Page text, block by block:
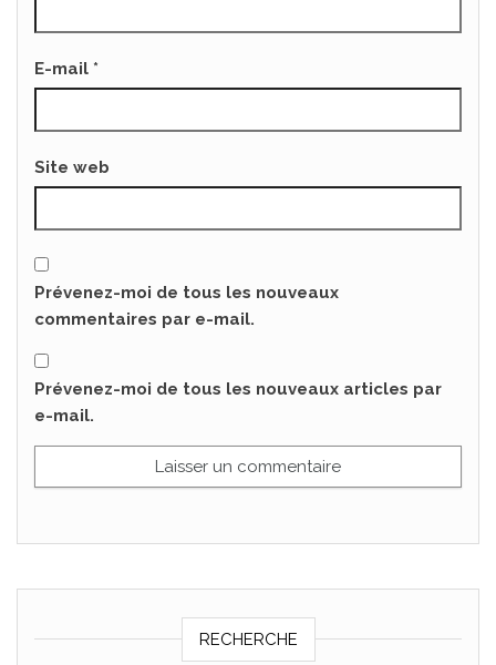
E-mail *
Site web
Prévenez-moi de tous les nouveaux
commentaires par e-mail.
Prévenez-moi de tous les nouveaux articles par
e-mail.
RECHERCHE